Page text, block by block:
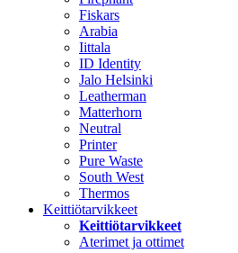
Fiskars
Arabia
Iittala
ID Identity
Jalo Helsinki
Leatherman
Matterhorn
Neutral
Printer
Pure Waste
South West
Thermos
Keittiötarvikkeet
Keittiötarvikkeet
Aterimet ja ottimet